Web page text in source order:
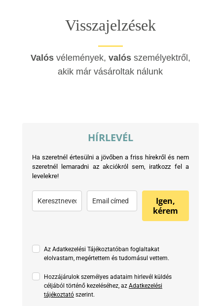
ki
Visszajelzések
Valósvélemények, valósszemélyektről,
akik már vásároltak nálunk
HÍRLEVÉL
Ha szeretnél értesülni a jövőben a friss hírekről és nem
szeretnél lemaradni az akciókról sem, iratkozz fel a
levelekre!
Igen,
kérem
Az Adatkezelési Tájékoztatóban foglaltakat
elolvastam, megértettem és tudomásul vettem.
Hozzájárulok személyes adataim hirlevél küldés
céljából történő kezeléséhez, az Adatkezelési
tájékoztatószerint.